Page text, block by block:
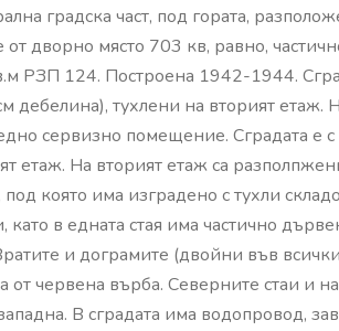
градска част, под гората,
от дворно място 703 кв, равно,
РЗП 124. Построена 1942-1944.
дебелина), тухлени на вторият етаж.
сервизно помещение. Сградата е
етаж. На вторият етаж са
под която има изградено с тухли
като в едната стая има частично
и дограмите (двойни във
от червена върба. Северните стаи и
В сградата има водопровод,